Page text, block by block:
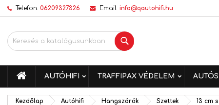
Telefon: 06209327326 Email: info@qautohifi.hu
Keresés
KEZDŐLAP
AUTÓHIFI TRAFFIPAX VÉDELEM
Kezdőlap Autóhifi Hangszórók Szettek 13 cm